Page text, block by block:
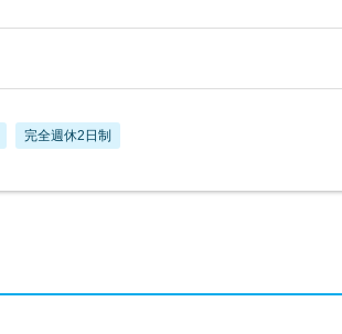
完全週休2日制